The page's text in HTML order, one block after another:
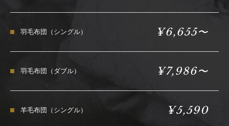
羽毛布団（シングル） ¥6,655〜
羽毛布団（ダブル） ¥7,986〜
羊毛布団（シングル） ¥5,590